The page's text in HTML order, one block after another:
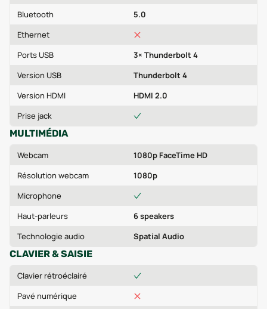
Bluetooth
5.0
Ethernet
Ports USB
3× Thunderbolt 4
Version USB
Thunderbolt 4
Version HDMI
HDMI 2.0
Prise jack
MULTIMÉDIA
Webcam
1080p FaceTime HD
Résolution webcam
1080p
Microphone
Haut-parleurs
6 speakers
Technologie audio
Spatial Audio
CLAVIER & SAISIE
Clavier rétroéclairé
Pavé numérique